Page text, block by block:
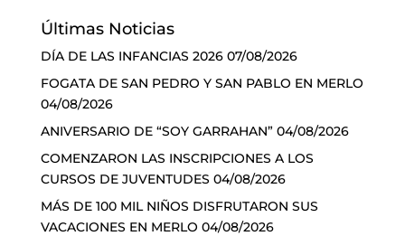
Últimas Noticias
DÍA DE LAS INFANCIAS 2026 07/08/2026
FOGATA DE SAN PEDRO Y SAN PABLO EN MERLO
04/08/2026
ANIVERSARIO DE “SOY GARRAHAN” 04/08/2026
COMENZARON LAS INSCRIPCIONES A LOS
CURSOS DE JUVENTUDES 04/08/2026
MÁS DE 100 MIL NIÑOS DISFRUTARON SUS
VACACIONES EN MERLO 04/08/2026